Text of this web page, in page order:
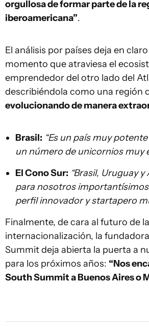
orgullosa de formar parte de la
iberoamericana”.
El análisis por países deja en
momento que atraviesa el
emprendedor del otro lado del
describiéndola como una región
evolucionando de manera
Brasil: “Es un país muy
un número de unicornios muy
El Cono Sur: “Brasil, Uruguay
para nosotros
perfil innovador y startapero
Finalmente, de cara al futuro de
internacionalización, la
Summit deja abierta la puerta a
para los próximos años: “Nos
South Summit a Buenos Aires o